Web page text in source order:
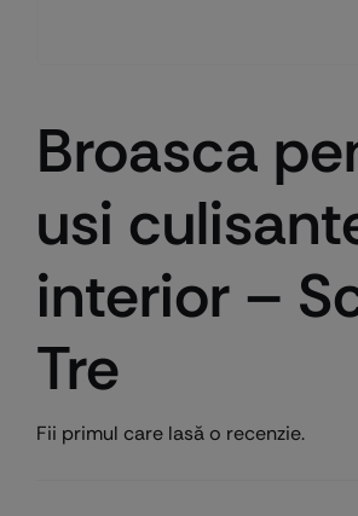
Broasca
usi
interior –
Tre
Fii primul care lasă o recenzie.